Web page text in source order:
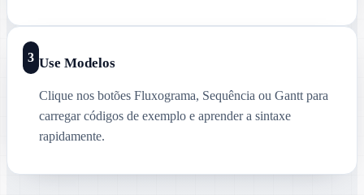
3 Use Modelos
Clique nos botões Fluxograma, Sequência ou Gantt para
carregar códigos de exemplo e aprender a sintaxe
rapidamente.